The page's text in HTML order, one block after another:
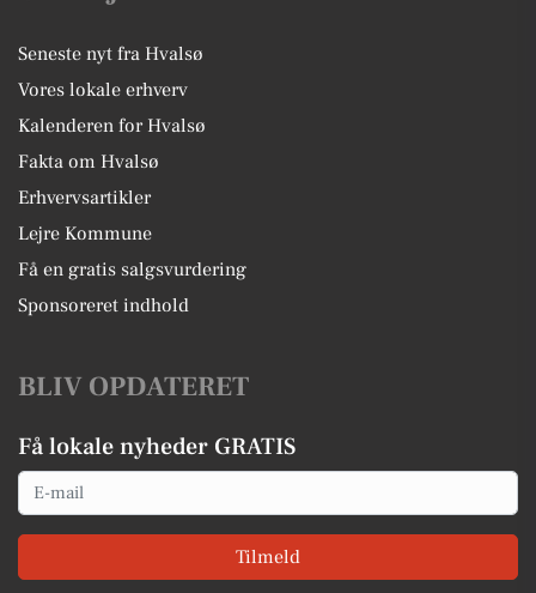
Seneste nyt fra Hvalsø
Vores lokale erhverv
Kalenderen for Hvalsø
Fakta om Hvalsø
Erhvervsartikler
Lejre Kommune
Få en gratis salgsvurdering
Sponsoreret indhold
BLIV OPDATERET
Få lokale nyheder GRATIS
Email
Tilmeld